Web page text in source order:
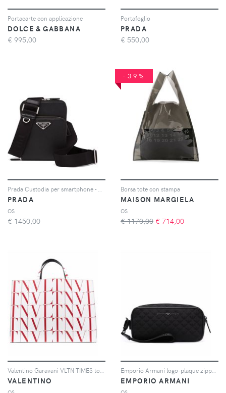
Portacarte con applicazione
DOLCE & GABBANA
€ 995,00
Portafoglio
PRADA
€ 550,00
PRADA
OS
€ 1450,00
-39%
Borsa tote con stampa
MAISON MARGIELA
OS
€ 1170,00 € 714,00
VALENTINO EMPORIO ARMANI